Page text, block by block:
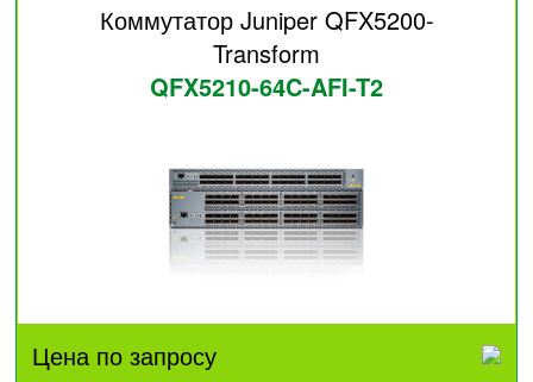
Коммутатор Juniper QFX5200-
Transform
QFX5210-64C-AFI-T2
Цена по запросу